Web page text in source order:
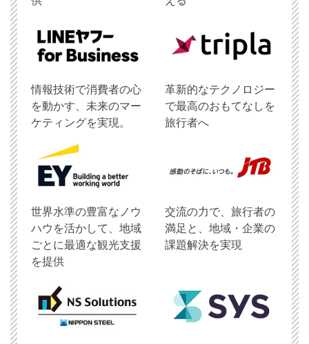
情報技術で消費者の心
を動かす、未来のマー
ケティングを実現。
革新的なテクノロジー
で最高のおもてなしを
旅行者へ
世界水準の豊富なノウ
ハウを活かして、地域
ごとに最適な観光支援
を提供
交流の力で、旅行者の
満足と、地域・企業の
課題解決を実現